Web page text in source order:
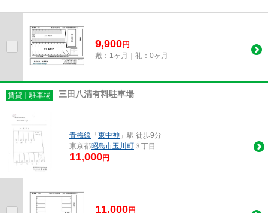
9,900円
敷：1ヶ月｜礼：0ヶ月
賃貸｜駐車場 三田八清有料駐車場
青梅線 「 東中神 」駅 徒歩9分
東京都昭島市玉川町 ３丁目
11,000円
11,000円